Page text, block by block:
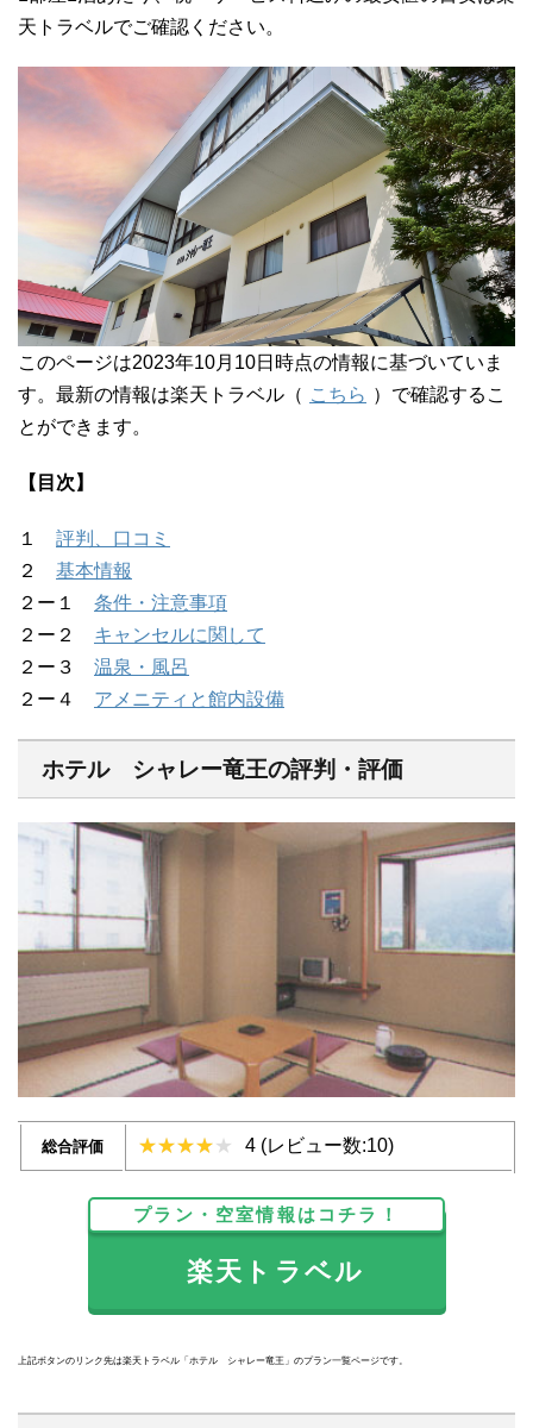
天トラベルでご確認ください。
このページは2023年10月10日時点の情報に基づいていま
す。最新の情報は楽天トラベル（ こちら ）で確認するこ
とができます。
【目次】
１ 評判、口コミ
２ 基本情報
２ー１ 条件・注意事項
２ー２ キャンセルに関して
２ー３ 温泉・風呂
２ー４ アメニティと館内設備
ホテル シャレー竜王の評判・評価
総合評価 4 (レビュー数:10)
プラン・空室情報はコチラ！
楽天トラベル
上記ボタンのリンク先は楽天トラベル「ホテル シャレー竜王」のプラン一覧ページです。